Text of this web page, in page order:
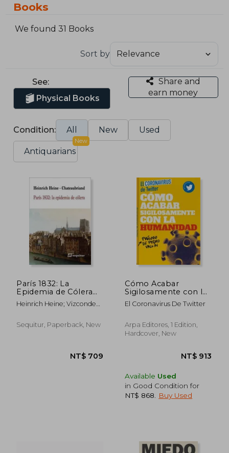
Books
We found 31 Books
Sort by
See:
Physical Books
Share and
earn money
Condition: All New Used
Antiquarians
New
París 1832: La
Epidemia de Cólera
(in Spanish)
Heinrich Heine; Vizconde
Fran&Ccedil;Ois-
Ren&Eacute;
Sequitur, Paperback, New
Cómo Acabar
Sigilosamente con la
Humanidad (in
Spanish)
El Coronavirus De Twitter
Arpa Editores, 1 Edition,
Hardcover, New
Available Used
in Good Condition for
NT$ 868
Buy Used